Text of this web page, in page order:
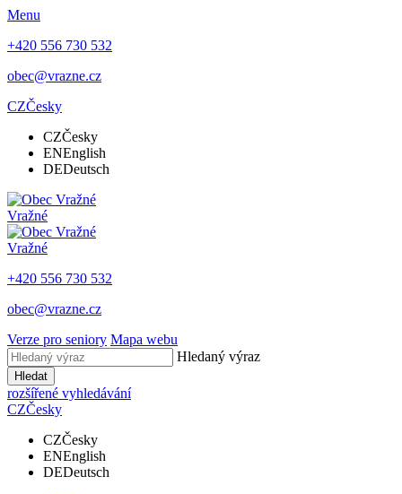
Menu
+420 556 730 532
obec@vrazne.cz
CZČesky
CZČesky
ENEnglish
DEDeutsch
Vražné
Vražné
+420 556 730 532
obec@vrazne.cz
Verze pro seniory Mapa webu
Hledaný výraz
Hledat
rozšířené vyhledávání
CZČesky
CZČesky
ENEnglish
DEDeutsch